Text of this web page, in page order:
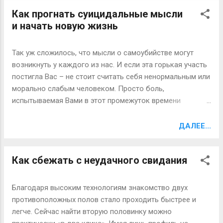
о новых личностях. Им дали описания 20 людей,
снабженные фотографиями. «Личностей» наделили
высокого интеллекта. Участников попросили оценить -
нравится или не нравится им каждый человек.
Впечатления складывались в зависимости от того, как
люди оценивали различные положительные и
отрицательные черты. Используя магниторезонансную
участников и так определили важность той или иной
Как прогнать суицидальные мысли
и начать новую жизнь
Так уж сложилось, что мысли о самоубийстве могут
возникнуть у каждого из нас. И если эта горькая участь
постигла Вас – не стоит считать себя ненормальным или
морально слабым человеком. Просто боль,
испытываемая Вами в этот промежуток времени
можете справиться. [[MORE]] Кажется, что такое тяжелое
подождав какое-то время, можно преодолеть любые
которым Вы готовы довериться, запишитесь на прием к
психоаналитику – для этого существует специальная
психологическая помощь в Киеве. Чтобы помочь себе
справиться с мыслями о суициде, следует сделать пять
ДАЛЕЕ...
Как сбежать с неудачного свидания
Благодаря высоким технологиям знакомство двух
противоположных полов стало проходить быстрее и
легче. Сейчас найти вторую половинку можно